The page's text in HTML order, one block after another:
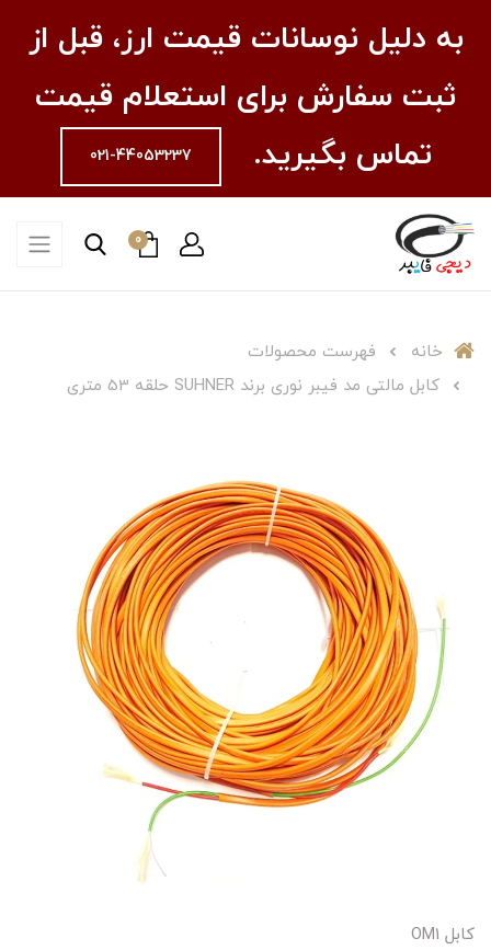
به دلیل نوسانات قیمت ارز، قبل از
ثبت سفارش برای استعلام قیمت
تماس بگیرید.
021-44053237
0
خانه
فهرست محصولات
کابل مالتی مد فیبر نوری برند SUHNER حلقه 53 متری
کابل OM1